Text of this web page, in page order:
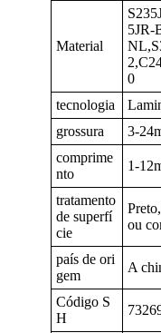
Material
5JR-
0
tecnologia
grossura
3-
comprime
nto
1-
tratamento
de superfí
cie
ou
país de ori
gem
A
Código S
H